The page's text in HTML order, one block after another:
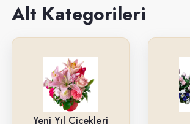
Yeni İş-Terfi
Kutuda Çiçekler
Doğum Gününe
Düğün & Açılış Çelenkleri
Alt Kategorileri
Yeni Yıl Çiçekleri